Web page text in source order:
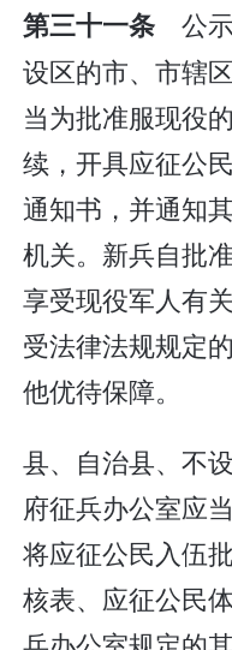
第三十一条 公
设区的市、市辖
当为批准服现役
续，开具应征公
通知书，并通知
机关。新兵自批
享受现役军人有
受法律法规规定
他优待保障。
县、自治县、不
府征兵办公室应
将应征公民入伍
核表、应征公民